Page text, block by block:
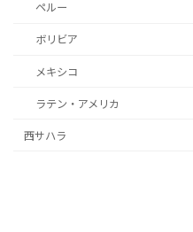
ペルー
ボリビア
メキシコ
ラテン・アメリカ
西サハラ